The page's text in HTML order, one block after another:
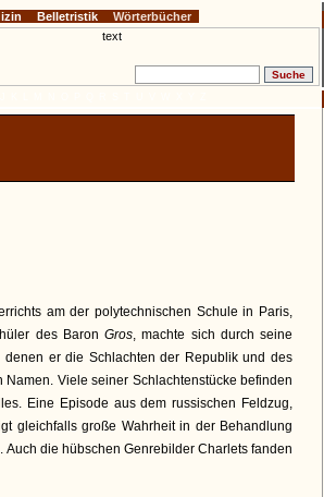
am der polytechnischen Schule in Paris,
des BaronGros, machte sich durch seine
er die Schlachten der Republik und des
Viele seiner Schlachtenstücke befinden
Eine Episode aus dem russischen Feldzug,
gleichfalls große Wahrheit in der Behandlung
die hübschen Genrebilder Charlets fanden
Belletristik Wörterbücher